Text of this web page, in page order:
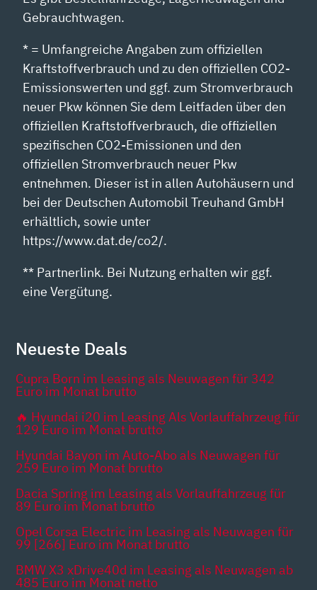
Gebrauchtwagen.
* = Umfangreiche Angaben zum offiziellen
Kraftstoffverbrauch und zu den offiziellen CO2-
Emissionswerten und ggf. zum Stromverbrauch
neuer Pkw können Sie dem Leitfaden über den
offiziellen Kraftstoffverbrauch, die offiziellen
spezifischen CO2-Emissionen und den
offiziellen Stromverbrauch neuer Pkw
entnehmen. Dieser ist in allen Autohäusern und
bei der Deutschen Automobil Treuhand GmbH
erhältlich, sowie unter
https://www.dat.de/co2/.
** Partnerlink. Bei Nutzung erhalten wir ggf.
eine Vergütung.
Neueste Deals
Cupra Born im Leasing als Neuwagen für 342
Euro im Monat brutto
🔥 Hyundai i20 im Leasing Als Vorlauffahrzeug für
129 Euro im Monat brutto
Hyundai Bayon im Auto-Abo als Neuwagen für
259 Euro im Monat brutto
Dacia Spring im Leasing als Vorlauffahrzeug für
89 Euro im Monat brutto
Opel Corsa Electric im Leasing als Neuwagen für
99 [266] Euro im Monat brutto
BMW X3 xDrive40d im Leasing als Neuwagen ab
485 Euro im Monat netto